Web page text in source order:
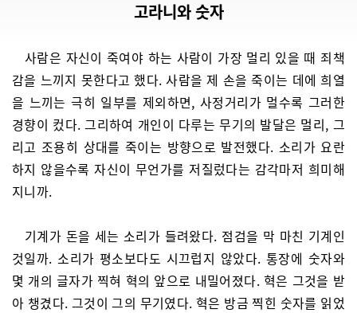
고라니와 숫자
사람은 자신이 죽여야 하는 사람이 가장 멀리 있을 때 죄책
감을 느끼지 못한다고 했다. 사람을 제 손을 죽이는 데에 희열
을 느끼는 극히 일부를 제외하면, 사정거리가 멀수록 그러한
경향이 컸다. 그리하여 개인이 다루는 무기의 발달은 멀리, 그
리고 조용히 상대를 죽이는 방향으로 발전했다. 소리가 요란
하지 않을수록 자신이 무언가를 저질렀다는 감각마저 희미해
지니까.
기계가 돈을 세는 소리가 들려왔다. 점검을 막 마친 기계인
것일까. 소리가 평소보다도 시끄럽지 않았다. 통장에 숫자와
몇 개의 글자가 찍혀 혁의 앞으로 내밀어졌다. 혁은 그것을 받
아 챙겼다. 그것이 그의 무기였다. 혁은 방금 찍힌 숫자를 읽었